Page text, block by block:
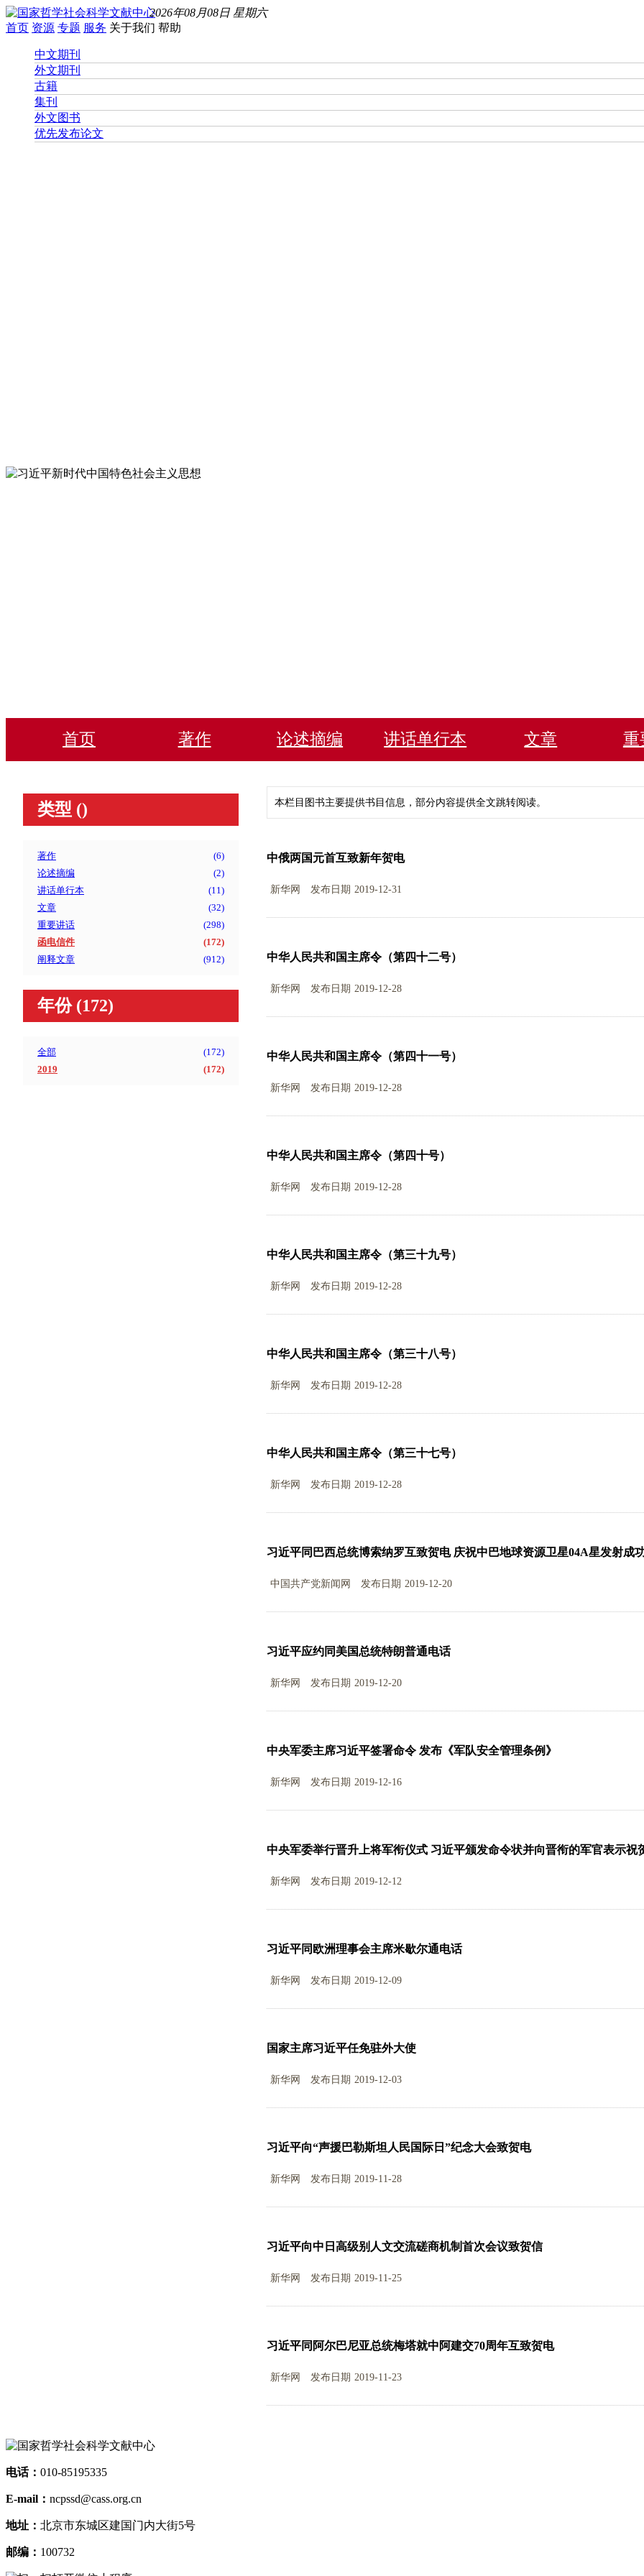
2026年08月08日 星期六
首页 资源 专题 服务 关于我们 帮助
中文期刊
外文期刊
古籍
集刊
外文图书
优先发布论文
首页 著作 论述摘编 讲话单行本 文章 重
类型 ()
著作 (6)
论述摘编
(2)
讲话单行本
(11 )
文章
(32)
重要讲话
(298)
函电信件
(172)
阐释文章
(912)
年份 (172)
全部 (172)
2019
(172)
本栏目图书主要提供书目信息，部分内容提供全文跳转阅读。
中俄两国元首互致新年贺电
新华网 发布日期 2019-12-31
中华人民共和国主席令（第四十二号）
新华网 发布日期 2019-12-28
中华人民共和国主席令（第四十一号）
新华网 发布日期 2019-12-28
中华人民共和国主席令（第四十号）
新华网 发布日期 2019-12-28
中华人民共和国主席令（第三十九号）
新华网 发布日期 2019-12-28
中华人民共和国主席令（第三十八号）
新华网 发布日期 2019-12-28
中华人民共和国主席令（第三十七号）
新华网 发布日期 2019-12-28
习近平同巴西总统博索纳罗互致贺电 庆祝中巴地球资源卫星04A星发射成
中国共产党新闻网 发布日期 2019-12-20
习近平应约同美国总统特朗普通电话
新华网 发布日期 2019-12-20
中央军委主席习近平签署命令 发布《军队安全管理条例》
新华网 发布日期 2019-12-16
中央军委举行晋升上将军衔仪式 习近平颁发命令状并向晋衔的军官表示祝
新华网 发布日期 2019-12-12
习近平同欧洲理事会主席米歇尔通电话
新华网 发布日期 2019-12-09
国家主席习近平任免驻外大使
新华网 发布日期 2019-12-03
习近平向“声援巴勒斯坦人民国际日”纪念大会致贺电
新华网 发布日期 2019-11-28
习近平向中日高级别人文交流磋商机制首次会议致贺信
新华网 发布日期 2019-11-25
习近平同阿尔巴尼亚总统梅塔就中阿建交70周年互致贺电
新华网 发布日期 2019-11-23
电话： 010-85195335
E-mail： ncpssd@cass.org.cn
地址： 北京市东城区建国门内大街5号
邮编： 100732